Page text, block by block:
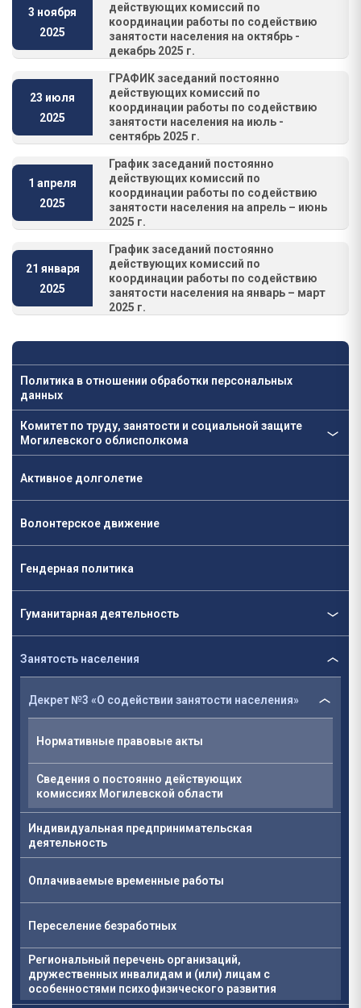
Политика в отношении обработки персональных
данных
Комитет по труду, занятости и социальной защите
Могилевского облисполкома
Активное долголетие
Волонтерское движение
Гендерная политика
Гуманитарная деятельность
Занятость населения
Декрет №3 «О содействии занятости населения»
Нормативные правовые акты
Сведения о постоянно действующих
комиссиях Могилевской области
Индивидуальная предпринимательская
деятельность
Оплачиваемые временные работы
Переселение безработных
Региональный перечень организаций,
дружественных инвалидам и (или) лицам с
особенностями психофизического развития
3 ноября
2025
действующих комиссий по
координации работы по содействию
занятости населения на октябрь -
декабрь 2025 г.
23 июля
2025
ГРАФИК заседаний постоянно
действующих комиссий по
координации работы по содействию
занятости населения на июль -
сентябрь 2025 г.
1 апреля
2025
График заседаний постоянно
действующих комиссий по
координации работы по содействию
занятости населения на апрель – июнь
2025 г.
21 января
2025
График заседаний постоянно
действующих комиссий по
координации работы по содействию
занятости населения на январь – март
2025 г.